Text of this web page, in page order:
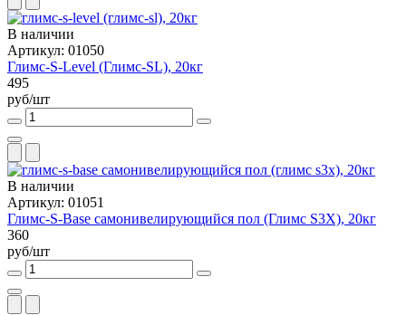
В наличии
Артикул: 01050
Глимс-S-Level (Глимс-SL), 20кг
495
руб/шт
В наличии
Артикул: 01051
Глимс-S-Base самонивелирующийся пол (Глимс S3X), 20кг
360
руб/шт